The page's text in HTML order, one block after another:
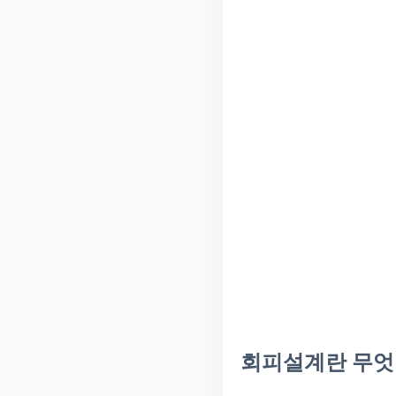
회피설계란 무